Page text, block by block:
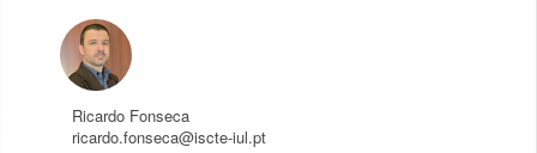
Ricardo Fonseca
ricardo.fonseca@iscte-iul.pt